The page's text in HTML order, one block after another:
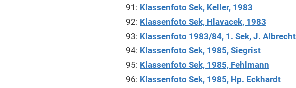
91: Klassenfoto Sek, Keller, 1983
92: Klassenfoto Sek, Hlavacek, 1983
93: Klassenfoto 1983/84, 1. Sek, J. Albrecht
94: Klassenfoto Sek, 1985, Siegrist
95: Klassenfoto Sek, 1985, Fehlmann
96: Klassenfoto Sek, 1985, Hp. Eckhardt